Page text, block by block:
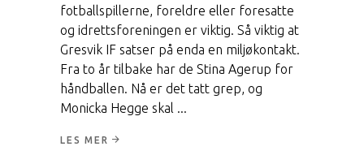
fotballspillerne, foreldre eller foresatte
og idrettsforeningen er viktig. Så viktig at
Gresvik IF satser på enda en miljøkontakt.
Fra to år tilbake har de Stina Agerup for
håndballen. Nå er det tatt grep, og
Monicka Hegge skal
LES MER